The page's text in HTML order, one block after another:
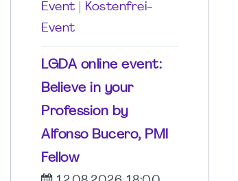
Event
Kostenfrei-
Event
LGDA online event:
Believe in your
Profession by
Alfonso Bucero, PMI
Fellow